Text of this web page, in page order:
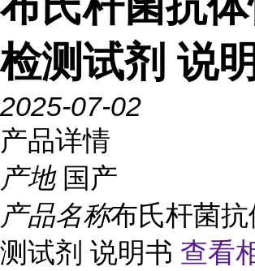
检测试剂 说
2025-07-02
产品详情
产地 国产
产品名称布氏杆菌
测试剂 说明书 查看